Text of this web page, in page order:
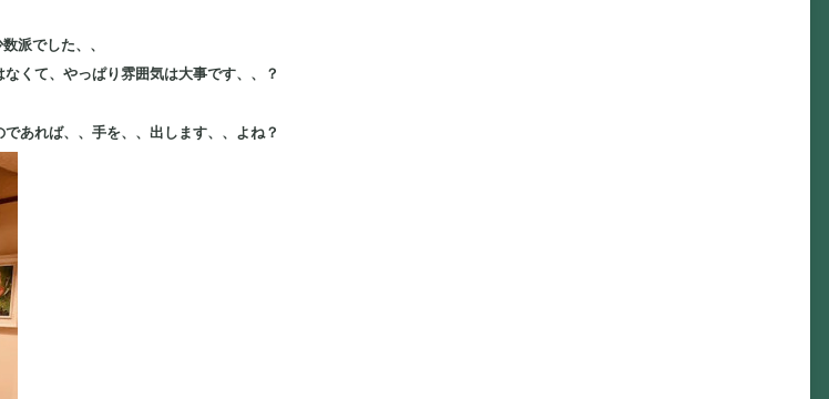
派でした、、
くて、やっぱり雰囲気は大事です、、？
あれば、、手を、、出します、、よね？